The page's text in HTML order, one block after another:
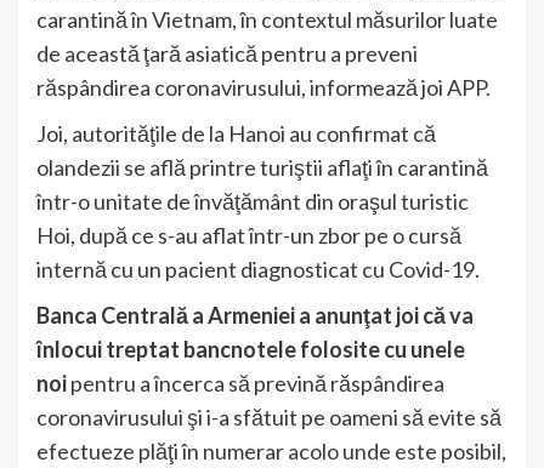
carantină în Vietnam, în contextul măsurilor luate
de această ţară asiatică pentru a preveni
răspândirea coronavirusului, informează joi APP.
Joi, autorităţile de la Hanoi au confirmat că
olandezii se află printre turiştii aflaţi în carantină
într-o unitate de învăţământ din oraşul turistic
Hoi, după ce s-au aflat într-un zbor pe o cursă
internă cu un pacient diagnosticat cu Covid-19.
Banca Centrală a Armeniei a anunţat joi că va
înlocui treptat bancnotele folosite cu unele
noipentru a încerca să prevină răspândirea
coronavirusului şi i-a sfătuit pe oameni să evite să
efectueze plăţi în numerar acolo unde este posibil,